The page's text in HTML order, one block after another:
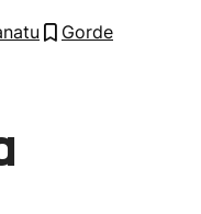
Gorde